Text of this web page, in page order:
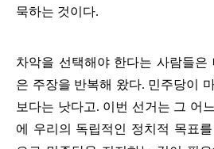
묵하는 것이다.
차악을 선택해야 한다는 사람들
은 주장을 반복해 왔다. 민주당이
보다는 낫다고. 이번 선거는 그 어
에 우리의 독립적인 정치적 목표